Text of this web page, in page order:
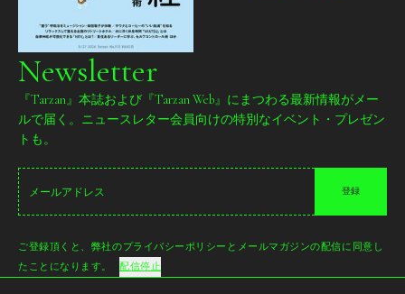
Newsletter
『Tarzan』本誌および『Tarzan Web』にまつわる最新情報がメー
ルで届く。ニュースレター会員向けの特別なイベント・プレゼン
トも。
登録
ご登録頂くと、弊社のプライバシーポリシーとメールマガジンの配信に同意し
たことになります。
配信停止